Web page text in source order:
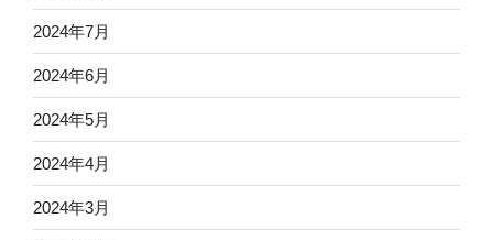
2024年7月
2024年6月
2024年5月
2024年4月
2024年3月